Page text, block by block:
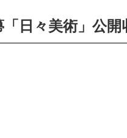
日々美術」公開